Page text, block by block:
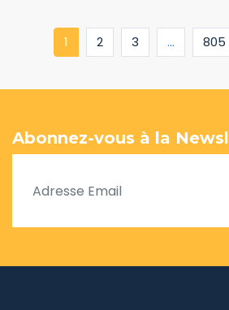
1 (current)
2 3 ... 805
Abonnez-vous à la